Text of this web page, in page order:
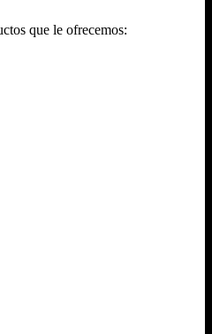
que le ofrecemos: